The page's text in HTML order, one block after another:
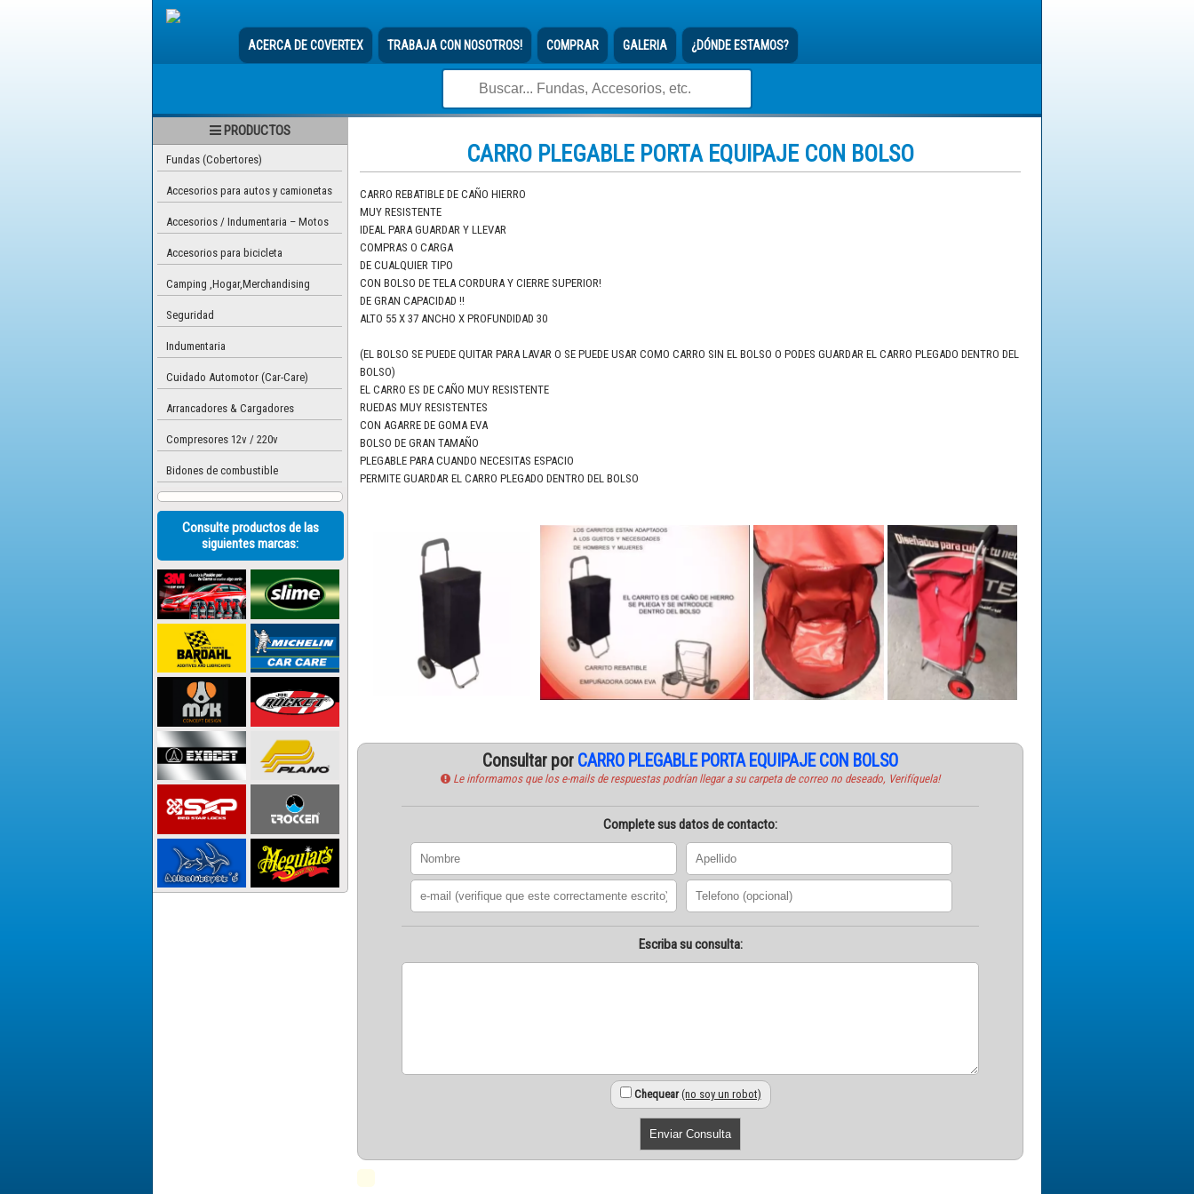
ACERCA DE COVERTEX TRABAJA CON NOSOTROS! COMPRAR GALERIA ¿DÓNDE ESTAMOS?
PRODUCTOS
Fundas (Cobertores)
Accesorios para autos y camionetas
Accesorios / Indumentaria – Motos
Accesorios para bicicleta
Camping ,Hogar,Merchandising
Seguridad
Indumentaria
Cuidado Automotor (Car-Care)
Arrancadores & Cargadores
Compresores 12v / 220v
Bidones de combustible
Consulte productos de las
siguientes marcas:
CARRO PLEGABLE PORTA EQUIPAJE CON BOLSO
CARRO REBATIBLE DE CAÑO HIERRO
MUY RESISTENTE
IDEAL PARA GUARDAR Y LLEVAR
COMPRAS O CARGA
DE CUALQUIER TIPO
CON BOLSO DE TELA CORDURA Y CIERRE SUPERIOR!
DE GRAN CAPACIDAD !!
ALTO 55 X 37 ANCHO X PROFUNDIDAD 30
(EL BOLSO SE PUEDE QUITAR PARA LAVAR O SE PUEDE USAR COMO CARRO SIN EL BOLSO O PODES GUARDAR EL CARRO PLEGADO DENTRO DEL
BOLSO)
EL CARRO ES DE CAÑO MUY RESISTENTE
RUEDAS MUY RESISTENTES
CON AGARRE DE GOMA EVA
BOLSO DE GRAN TAMAÑO
PLEGABLE PARA CUANDO NECESITAS ESPACIO
PERMITE GUARDAR EL CARRO PLEGADO DENTRO DEL BOLSO
Consultar por CARRO PLEGABLE PORTA EQUIPAJE CON BOLSO
Le informamos que los e-mails de respuestas podrían llegar a su carpeta de correo no deseado, Verifíquela!
Complete sus datos de contacto:
Escriba su consulta:
Chequear(no soy un robot)